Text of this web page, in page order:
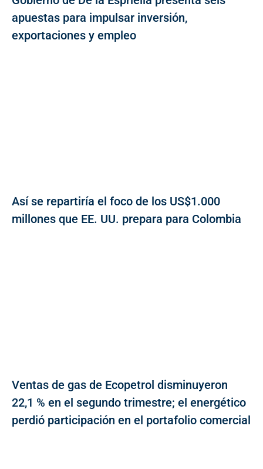
apuestas para impulsar inversión,
exportaciones y empleo
Así se repartiría el foco de los US$1.000
millones que EE. UU. prepara para Colombia
Ventas de gas de Ecopetrol disminuyeron
22,1 % en el segundo trimestre; el energético
perdió participación en el portafolio comercial